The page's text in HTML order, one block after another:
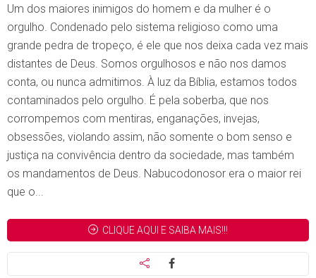
Um dos maiores inimigos do homem e da mulher é o
orgulho. Condenado pelo sistema religioso como uma
grande pedra de tropeço, é ele que nos deixa cada vez mais
distantes de Deus. Somos orgulhosos e não nos damos
conta, ou nunca admitimos. À luz da Bíblia, estamos todos
contaminados pelo orgulho. É pela soberba, que nos
corrompemos com mentiras, enganações, invejas,
obsessões, violando assim, não somente o bom senso e
justiça na convivência dentro da sociedade, mas também
os mandamentos de Deus. Nabucodonosor era o maior rei
que o...
CLIQUE AQUI E SAIBA MAIS!!!